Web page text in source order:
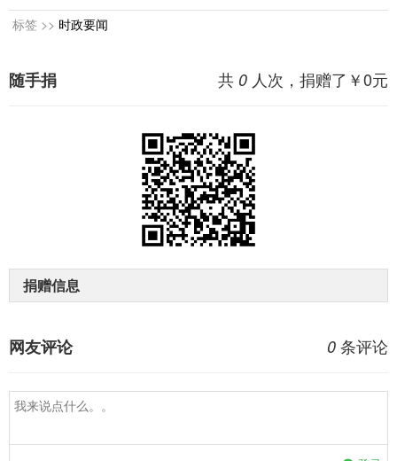
标签 >> 时政要闻
共 0 人次，捐赠了￥0元
随手捐
捐赠信息
0 条评论
网友评论